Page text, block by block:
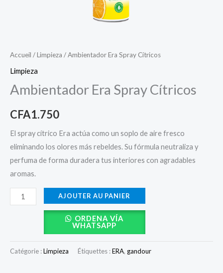
Accueil /Limpieza / Ambientador Era Spray Cítricos
Limpieza
Ambientador Era Spray Cítricos
CFA1.750
El spray cítrico Era actúa como un soplo de aire fresco
eliminando los olores más rebeldes. Su fórmula neutraliza y
perfuma de forma duradera tus interiores con agradables
aromas.
AJOUTER AU PANIER
ORDENA VÍA
WHATSAPP
Catégorie :Limpieza Étiquettes :ERA, gandour